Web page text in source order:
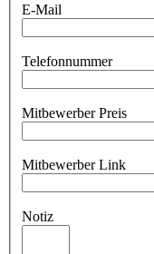
E-Mail
Telefonnummer
Mitbewerber Preis
Mitbewerber Link
Notiz